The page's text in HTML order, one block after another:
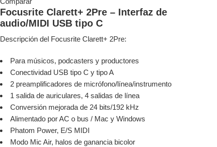
Focusrite Clarett+ 2Pre – Interfaz de
audio/MIDI USB tipo C
Descripción del Focusrite Clarett+ 2Pre:
Para músicos, podcasters y productores
Conectividad USB tipo C y tipo A
2 preamplificadores de micrófono/línea/instrumento
1 salida de auriculares, 4 salidas de línea
Conversión mejorada de 24 bits/192 kHz
Alimentado por AC o bus / Mac y Windows
Phatom Power, E/S MIDI
Modo Mic Air, halos de ganancia bicolor